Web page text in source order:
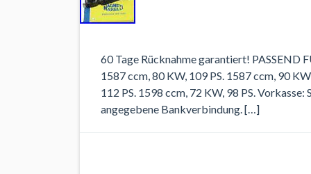
60 Tage Rücknahme garantiert! PASSEND
1587 ccm, 80 KW, 109 PS. 1587 ccm, 90
112 PS. 1598 ccm, 72 KW, 98 PS.
angegebene Bankverbindung. […]